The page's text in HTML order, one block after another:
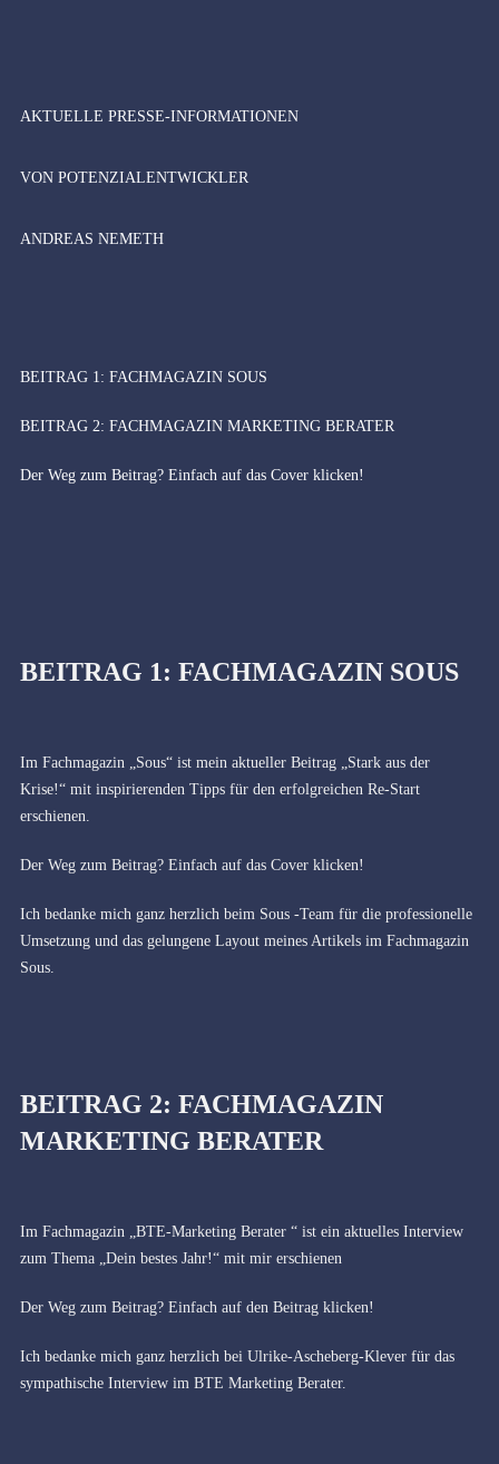
AKTUELLE PRESSE-INFORMATIONEN
VON POTENZIALENTWICKLER
ANDREAS NEMETH
BEITRAG 1: FACHMAGAZIN SOUS
BEITRAG 2: FACHMAGAZIN MARKETING BERATER
Der Weg zum Beitrag? Einfach auf das Cover klicken!
BEITRAG 1: FACHMAGAZIN SOUS
Im Fachmagazin „Sous“ ist mein aktueller Beitrag „Stark aus der
Krise!“ mit inspirierenden Tipps für den erfolgreichen Re-Start
erschienen.
Der Weg zum Beitrag? Einfach auf das Cover klicken!
Ich bedanke mich ganz herzlich beim Sous -Team für die professionelle
Umsetzung und das gelungene Layout meines Artikels im Fachmagazin
Sous.
BEITRAG 2: FACHMAGAZIN
MARKETING BERATER
Im Fachmagazin „BTE-Marketing Berater “ ist ein aktuelles Interview
zum Thema „Dein bestes Jahr!“ mit mir erschienen
Der Weg zum Beitrag? Einfach auf den Beitrag klicken!
Ich bedanke mich ganz herzlich bei Ulrike-Ascheberg-Klever für das
sympathische Interview im BTE Marketing Berater.